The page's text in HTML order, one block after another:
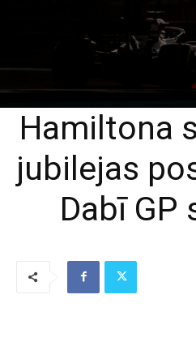
Hamiltona
jubilejas
Dabī GP